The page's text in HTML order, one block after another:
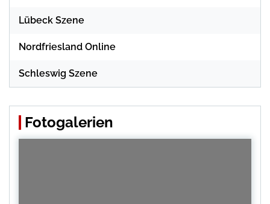
Lübeck Szene
Nordfriesland Online
Schleswig Szene
Fotogalerien